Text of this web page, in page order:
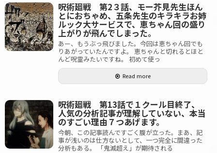
呪術廻戦 第2３話、モー芥見先生ほん
とにおちゃめ、五条先生のキラキラお姉
ルック大サービスで、恵ちゃん回の盛り
上がりが飛んでしまった。
あー、もうぶっ飛びました。今回は恵ちゃん回でも
りあがっていたんですよ。 恵ちゃんと切れるとほと
んど呪霊みたいですね。 初めて使っ
Read more
呪術廻戦 第13話で１クール目終了、
人気の分析記事が理解していない、本当
のすごい理由７つあげます。
今朝、この記事読んですごく腹が立った。まあ、記
事が浅いのは仕方ないとして、一つ完全に間違った
分析もある。 「鬼滅超え」が期待される